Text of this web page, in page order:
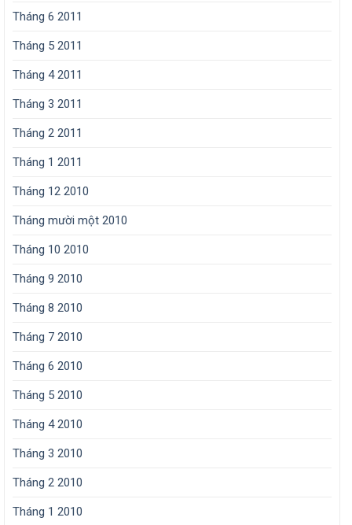
Tháng 6 2011
Tháng 5 2011
Tháng 4 2011
Tháng 3 2011
Tháng 2 2011
Tháng 1 2011
Tháng 12 2010
Tháng mười một 2010
Tháng 10 2010
Tháng 9 2010
Tháng 8 2010
Tháng 7 2010
Tháng 6 2010
Tháng 5 2010
Tháng 4 2010
Tháng 3 2010
Tháng 2 2010
Tháng 1 2010